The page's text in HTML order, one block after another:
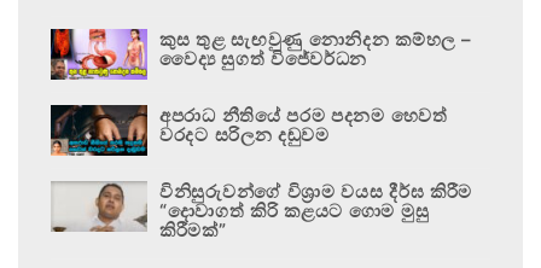
කුස තුළ සැඟවුණු නොනිදන කම්හල –
වෛද්‍ය සුගත් විජේවර්ධන
අපරාධ නීතියේ පරම පදනම හෙවත්
වරදට සරිලන දඬුවම
විනිසුරුවන්ගේ විශ්‍රාම වයස දීර්ඝ කිරීම
“දොවාගත් කිරි කළයට ගොම මුසු
කිරීමක්”